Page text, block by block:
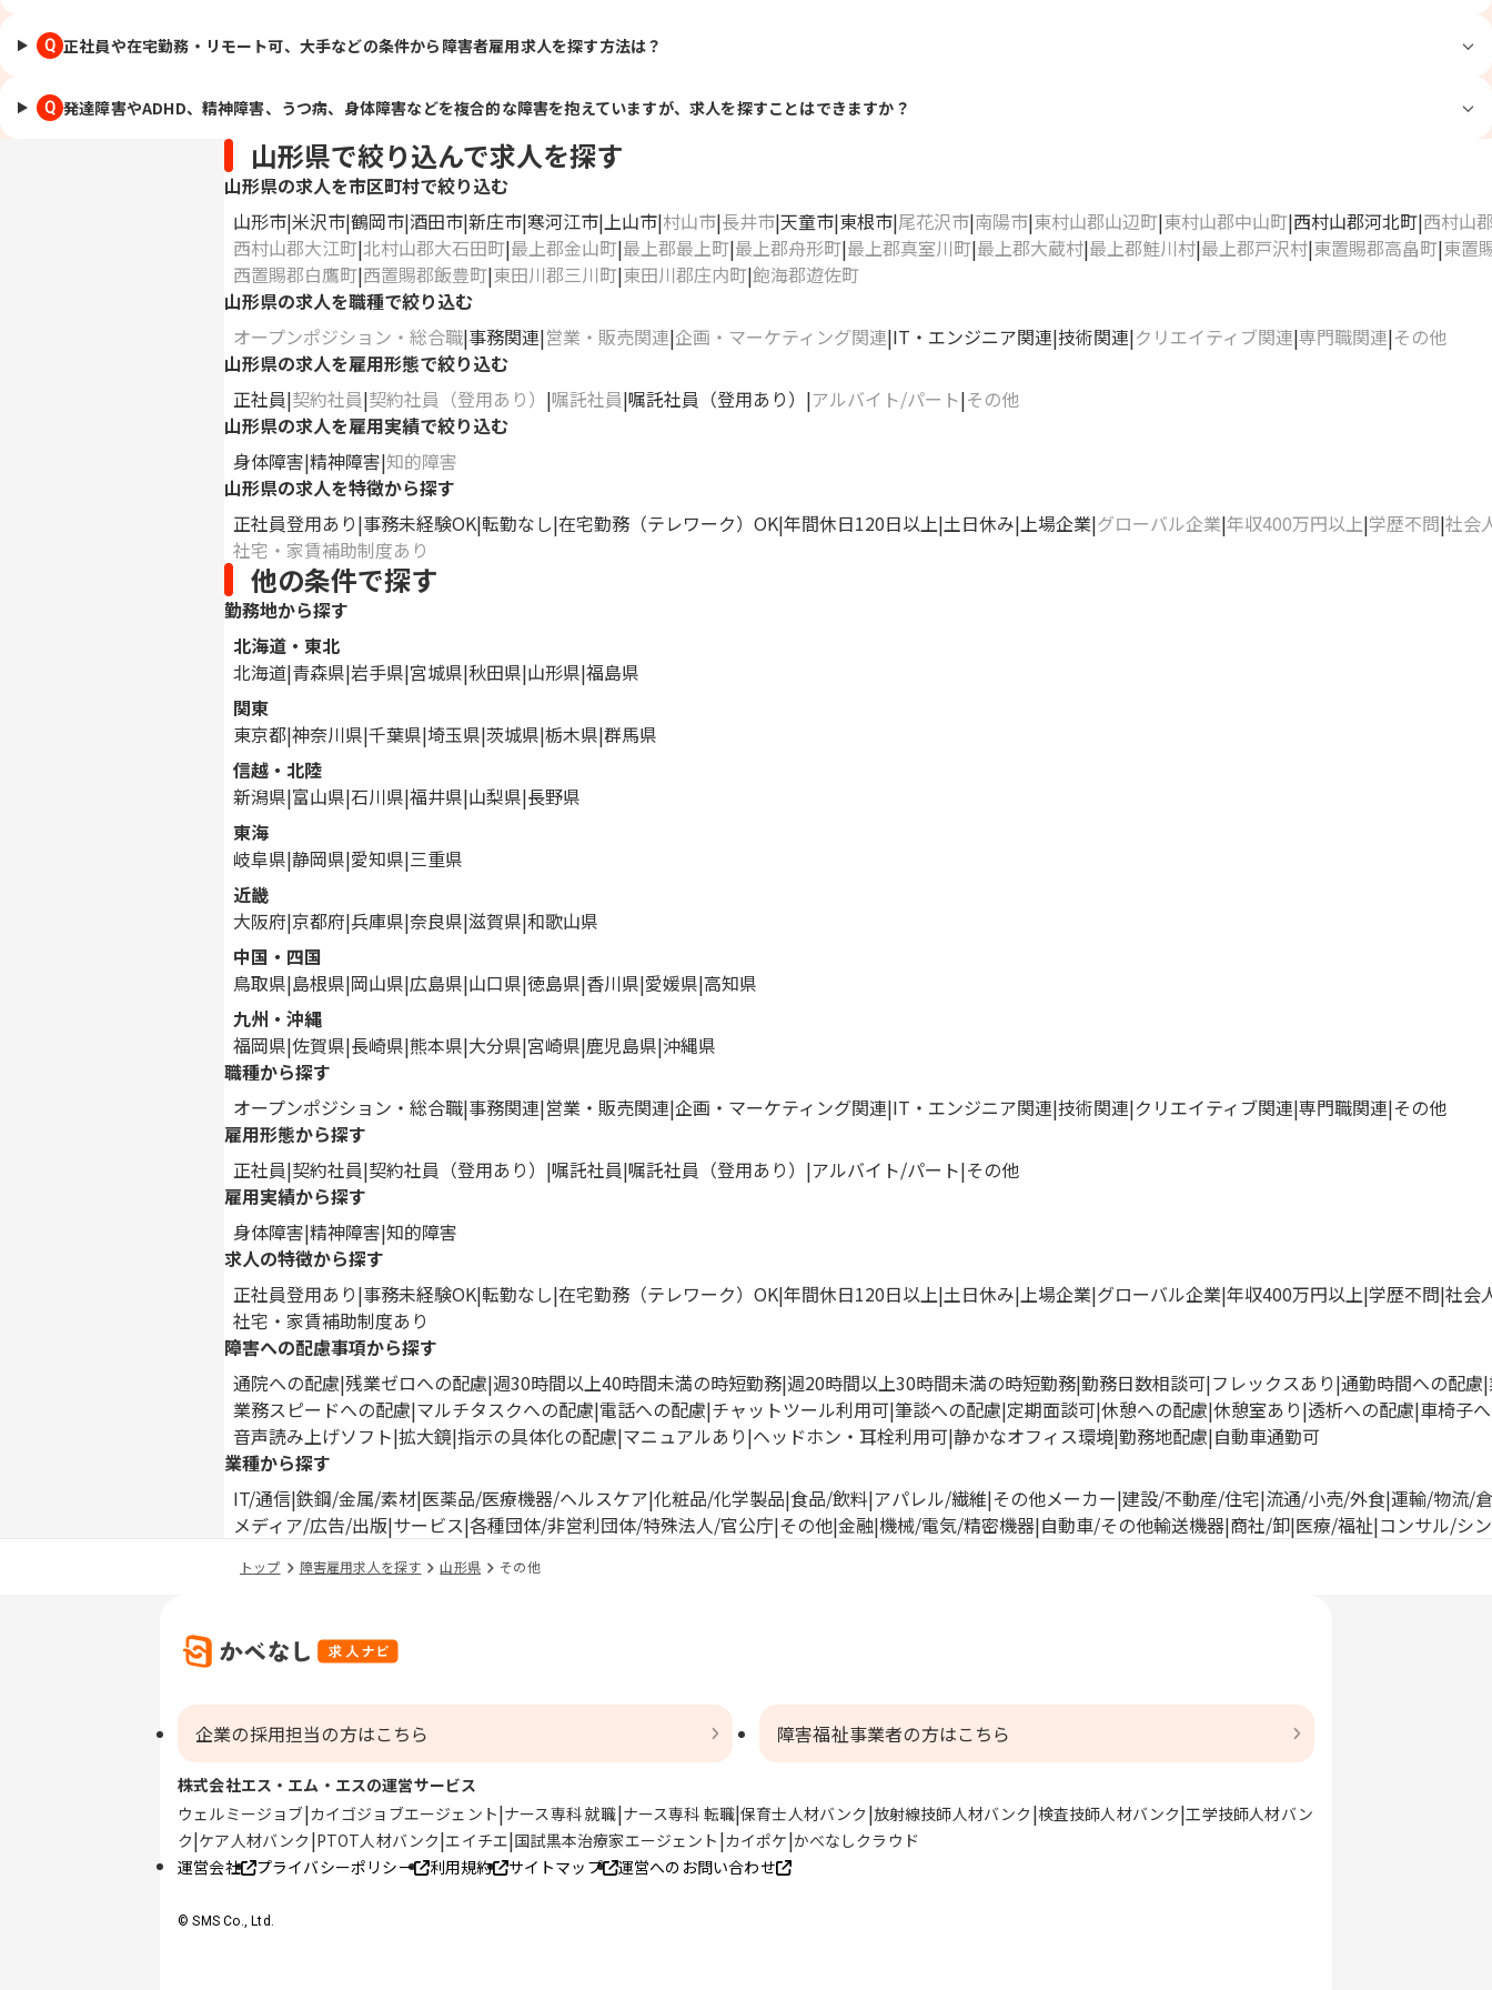
Q 正社員や在宅勤務・リモート可、大手などの条件から障害者雇用求人を探す方法は？
Q 発達障害やADHD、精神障害、うつ病、身体障害などを複合的な障害を抱えていますが、求人を探すことはできますか？
山形県で絞り込んで求人を探す
山形県の求人を市区町村で絞り込む
山形市 米沢市 鶴岡市 酒田市 新庄市 寒河江市 上山市 村山市 長井市 天童市 東根市 尾花沢市 南陽市 東村山郡山辺町 東村山郡中山町 西村山郡河北町 西村山
西村山郡大江町 北村山郡大石田町 最上郡金山町 最上郡最上町 最上郡舟形町 最上郡真室川町 最上郡大蔵村 最上郡鮭川村 最上郡戸沢村 東置賜郡高畠町 東置
西置賜郡白鷹町 西置賜郡飯豊町 東田川郡三川町 東田川郡庄内町 飽海郡遊佐町
山形県の求人を職種で絞り込む
オープンポジション・総合職 事務関連 営業・販売関連 企画・マーケティング関連 IT・エンジニア関連 技術関連 クリエイティブ関連 専門職関連 その他
山形県の求人を雇用形態で絞り込む
正社員 契約社員 契約社員（登用あり） 嘱託社員 嘱託社員（登用あり） アルバイト/パート その他
山形県の求人を雇用実績で絞り込む
身体障害 精神障害 知的障害
山形県の求人を特徴から探す
正社員登用あり 事務未経験OK 転勤なし 在宅勤務（テレワーク）OK 年間休日120日以上 土日休み 上場企業 グローバル企業 年収400万円以上 学歴不問 社会
社宅・家賃補助制度あり
他の条件で探す
勤務地から探す
北海道・東北
北海道 青森県 岩手県 宮城県 秋田県 山形県 福島県
関東
東京都 神奈川県 千葉県 埼玉県 茨城県 栃木県 群馬県
信越・北陸
新潟県 富山県 石川県 福井県 山梨県 長野県
東海
岐阜県 静岡県 愛知県 三重県
近畿
大阪府 京都府 兵庫県 奈良県 滋賀県 和歌山県
中国・四国
鳥取県 島根県 岡山県 広島県 山口県 徳島県 香川県 愛媛県 高知県
九州・沖縄
福岡県 佐賀県 長崎県 熊本県 大分県 宮崎県 鹿児島県 沖縄県
職種から探す
オープンポジション・総合職 事務関連 営業・販売関連 企画・マーケティング関連 IT・エンジニア関連 技術関連 クリエイティブ関連 専門職関連 その他
雇用形態から探す
正社員 契約社員 契約社員（登用あり） 嘱託社員 嘱託社員（登用あり） アルバイト/パート その他
雇用実績から探す
身体障害 精神障害 知的障害
求人の特徴から探す
正社員登用あり 事務未経験OK 転勤なし 在宅勤務（テレワーク）OK 年間休日120日以上 土日休み 上場企業 グローバル企業 年収400万円以上 学歴不問 社会
社宅・家賃補助制度あり
障害への配慮事項から探す
通院への配慮 残業ゼロへの配慮 週30時間以上40時間未満の時短勤務 週20時間以上30時間未満の時短勤務 勤務日数相談可 フレックスあり 通勤時間への配慮
業務スピードへの配慮 マルチタスクへの配慮 電話への配慮 チャットツール利用可 筆談への配慮 定期面談可 休憩への配慮 休憩室あり 透析への配慮 車椅子
音声読み上げソフト 拡大鏡 指示の具体化の配慮 マニュアルあり ヘッドホン・耳栓利用可 静かなオフィス環境 勤務地配慮 自動車通勤可
業種から探す
IT/通信 鉄鋼/金属/素材 医薬品/医療機器/ヘルスケア 化粧品/化学製品 食品/飲料 アパレル/繊維 その他メーカー 建設/不動産/住宅 流通/小売/外食 運輸/物流/
メディア/広告/出版 サービス 各種団体/非営利団体/特殊法人/官公庁 その他 金融 機械/電気/精密機器 自動車/その他輸送機器 商社/卸 医療/福祉 コンサル/シ
トップ 障害雇用求人を探す 山形県 その他
企業の採用担当の方はこちら 障害福祉事業者の方はこちら
株式会社エス・エム・エスの運営サービス
ウェルミージョブ カイゴジョブエージェント ナース専科 就職 ナース専科 転職 保育士人材バンク 放射線技師人材バンク 検査技師人材バンク 工学技師人材バン
ク ケア人材バンク PTOT人材バンク エイチエ 国試黒本治療家エージェント カイポケ かべなしクラウド
運営会社
プライバシーポリシー 利用規約 サイトマップ 運営へのお問い合わせ
© SMS Co., Ltd.